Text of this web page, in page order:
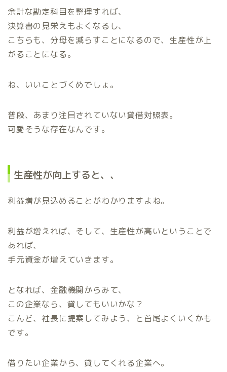
余計な勘定科目を整理すれば、
決算書の見栄えもよくなるし、
こちらも、分母を減らすことになるので、生産性が上
がることになる。
ね、いいことづくめでしょ。
普段、あまり注目されていない貸借対照表。
可愛そうな存在なんです。
生産性が向上すると、、
利益増が見込めることがわかりますよね。
利益が増えれば、そして、生産性が高いということで
あれば、
手元資金が増えていきます。
となれば、金融機関からみて、
この企業なら、貸してもいいかな？
こんど、社長に提案してみよう、と首尾よくいくかも
です。
借りたい企業から、貸してくれる企業へ。